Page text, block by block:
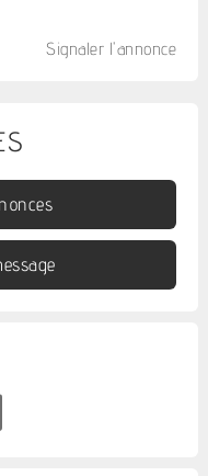
Signaler l'annonce